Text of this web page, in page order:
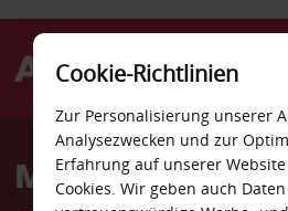
AvisMIT DEM
Cookie-Richtlinien
Zur Personalisierung unserer
Analysezwecken und zur
Erfahrung auf unserer
Cookies. Wir geben auch